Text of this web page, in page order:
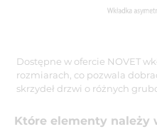
Dostępne w ofercie NOVET
rozmiarach, co pozwala
skrzydeł drzwi o różnych
Które elementy należy